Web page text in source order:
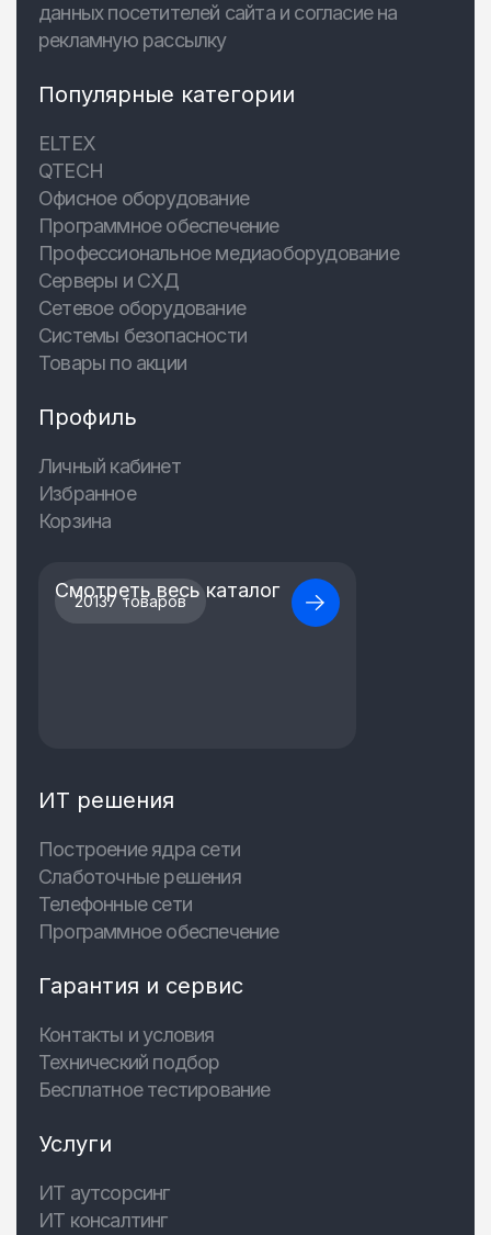
данных посетителей сайта и согласие на
рекламную рассылку
Популярные категории
ELTEX
QTECH
Офисное оборудование
Программное обеспечение
Профессиональное медиаоборудование
Серверы и СХД
Сетевое оборудование
Системы безопасности
Товары по акции
Профиль
Личный кабинет
Избранное
Корзина
20137 товаров
Смотреть весь каталог
ИТ решения
Построение ядра сети
Слаботочные решения
Телефонные сети
Программное обеспечение
Гарантия и сервис
Контакты и условия
Технический подбор
Бесплатное тестирование
Услуги
ИТ аутсорсинг
ИТ консалтинг